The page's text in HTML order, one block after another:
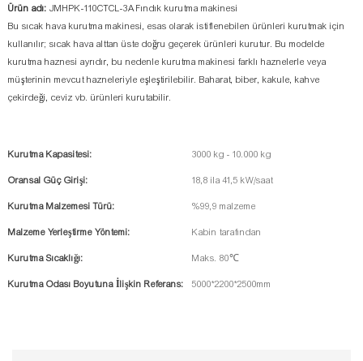
Ürün adı: JMHPK-110CTCL-3A Fındık kurutma makinesi
Bu sıcak hava kurutma makinesi, esas olarak istiflenebilen ürünleri kurutmak için
kullanılır; sıcak hava alttan üste doğru geçerek ürünleri kurutur. Bu modelde
kurutma haznesi ayrıdır, bu nedenle kurutma makinesi farklı haznelerle veya
müşterinin mevcut hazneleriyle eşleştirilebilir. Baharat, biber, kakule, kahve
çekirdeği, ceviz vb. ürünleri kurutabilir.
Kurutma Kapasitesi: 3000 kg - 10.000 kg
Oransal Güç Girişi: 18,8 ila 41,5 kW/saat
Kurutma Malzemesi Türü: %99,9 malzeme
Malzeme Yerleştirme Yöntemi: Kabin tarafından
Kurutma Sıcaklığı: Maks. 80℃
Kurutma Odası Boyutuna İlişkin Referans: 5000*2200*2500mm